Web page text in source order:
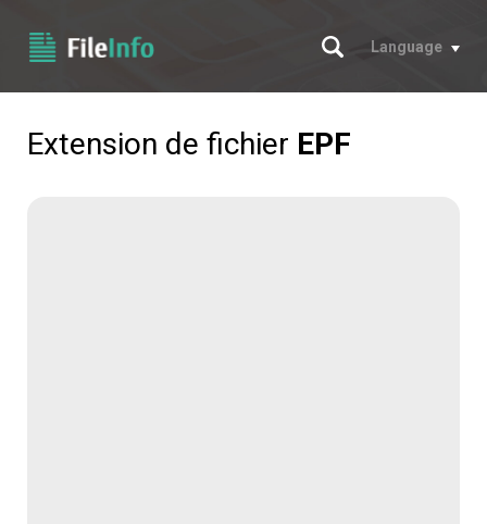
Chercher
Language
Extension de fichier EPF